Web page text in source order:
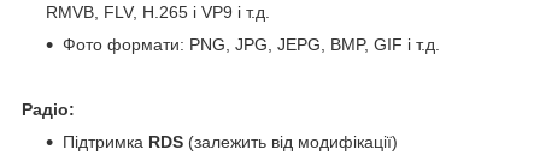
RMVB, FLV, H.265 і VP9 і т.д.
Фото формати: PNG, JPG, JEPG, BMP, GIF і т.д.
Радіо:
Підтримка RDS (залежить від модифікації)